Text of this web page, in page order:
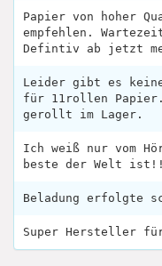
Papier von hoher
empfehlen.
Defintiv ab jetzt
Leider gibt es
für 11rollen Papier.
gerollt im Lager.
Ich weiß nur vom
beste der Welt
Beladung erfolgte
Super Hersteller